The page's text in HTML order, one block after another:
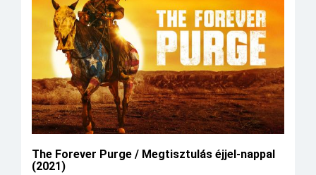
The Forever Purge / Megtisztulás éjjel-nappal
(2021)